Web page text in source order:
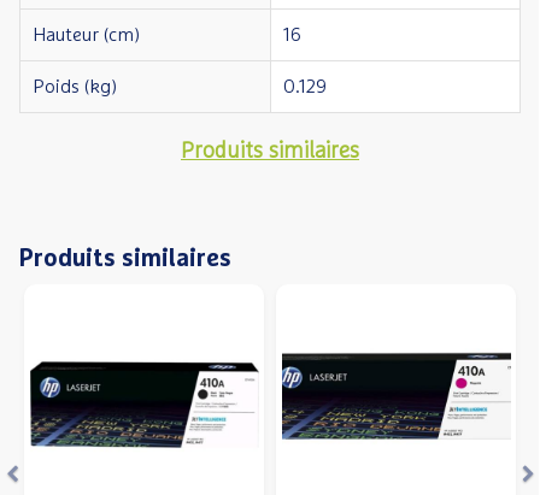
Hauteur (cm) 16
Poids (kg) 0.129
Produits similaires
Produits similaires